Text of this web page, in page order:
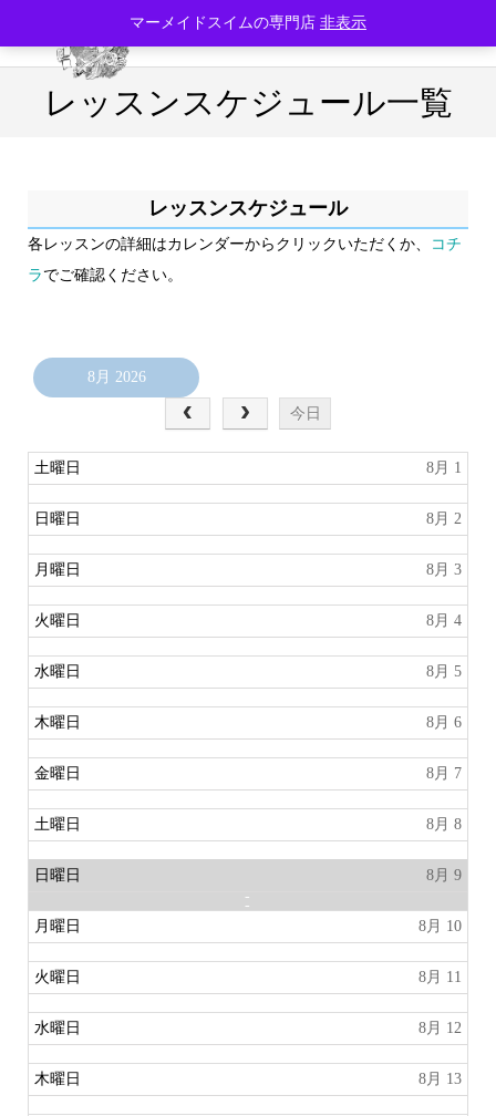
レッスンスケジュール一覧
レッスンスケジュール
各レッスンの詳細はカレンダーからクリックいただくか、
コチ
ラ でご確認ください。
8月 2026
今日
土曜日 8月 1
日曜日 8月 2
月曜日 8月 3
火曜日 8月 4
水曜日 8月 5
木曜日 8月 6
金曜日 8月 7
土曜日 8月 8
日曜日 8月 9
月曜日 8月 10
火曜日 8月 11
水曜日 8月 12
木曜日 8月 13
マーメイドスイムの専門店 非表示